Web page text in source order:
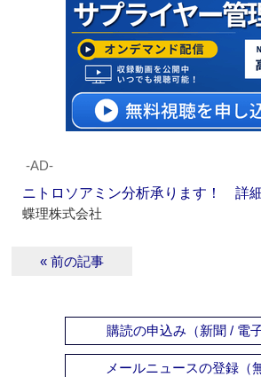
‐AD‐
ニトロソアミン分析承ります！ 詳
蝶理株式会社
« 前の記事
購読の申込み（新聞 / 電子
メールニュースの登録（